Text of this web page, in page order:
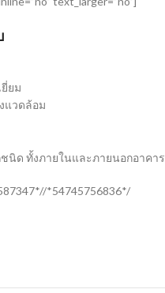
ยม
แวดล้อม
นิด ทั้งภายในและภายนอกอาคาร
*54745756836*/